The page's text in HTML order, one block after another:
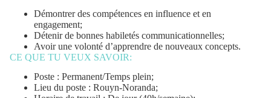
Démontrer des compétences en influence et en
engagement;
Détenir de bonnes habiletés communicationnelles;
Avoir une volonté d’apprendre de nouveaux concepts.
CE QUE TU VEUX SAVOIR:
Poste : Permanent/Temps plein;
Lieu du poste : Rouyn-Noranda;